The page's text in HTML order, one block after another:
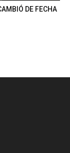
DE FECHA